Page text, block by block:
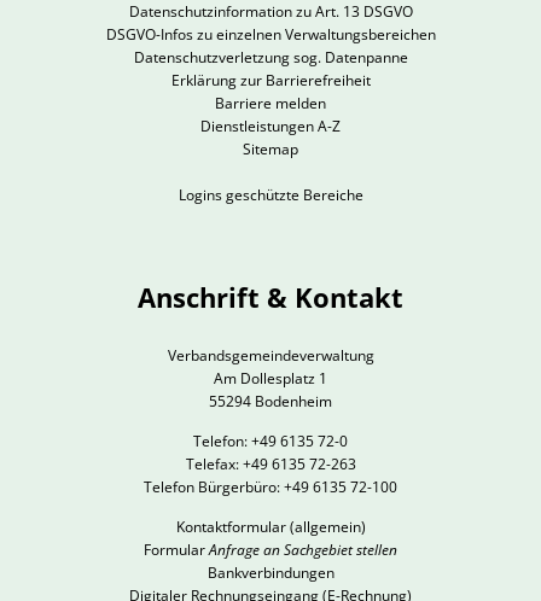
Datenschutzinformation zu Art. 13 DSGVO
DSGVO-Infos zu einzelnen Verwaltungsbereichen
Datenschutzverletzung sog. Datenpanne
Erklärung zur Barrierefreiheit
Barriere melden
Dienstleistungen A-Z
Sitemap
Logins geschützte Bereiche
Anschrift & Kontakt
Verbandsgemeindeverwaltung
Am Dollesplatz 1
55294 Bodenheim
Telefon: +49 6135 72-0
Telefax: +49 6135 72-263
Telefon Bürgerbüro: +49 6135 72-100
Kontaktformular(allgemein)
FormularAnfrage an Sachgebiet stellen
Bankverbindungen
Digitaler Rechnungseingang (E-Rechnung)